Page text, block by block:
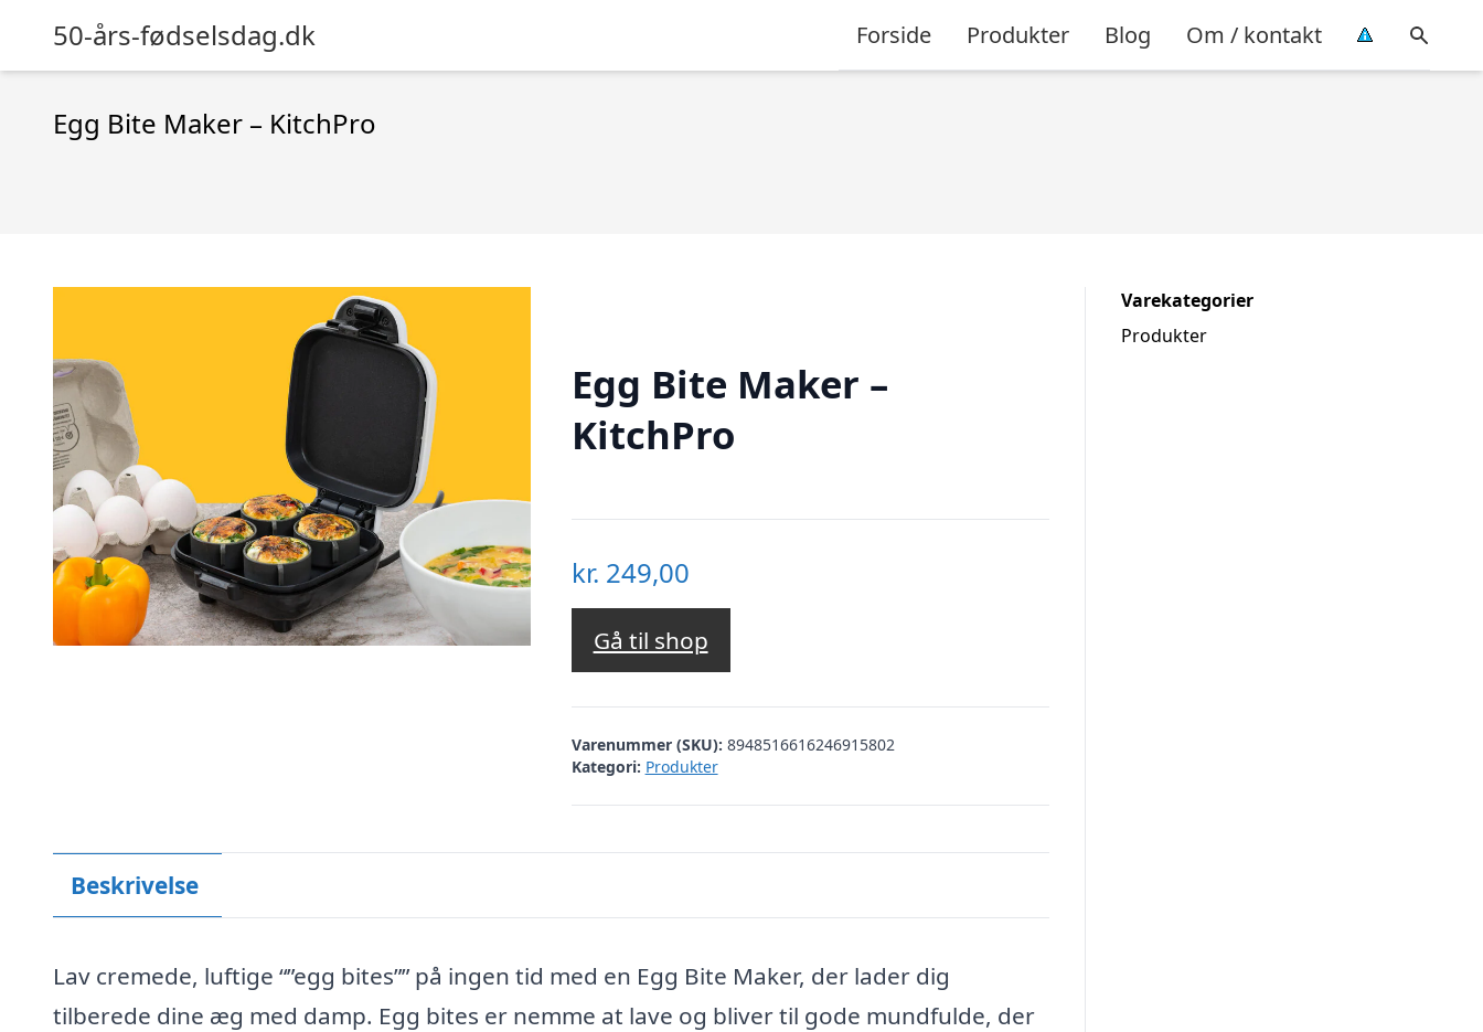
50-års-fødselsdag.dk Forside Produkter Blog Om / kontakt
Egg Bite Maker – KitchPro
Egg Bite Maker –
KitchPro
kr. 249,00
Gå til shop
Varenummer (SKU): 8948516616246915802
Kategori: Produkter
Beskrivelse
Lav cremede, luftige “”egg bites”” på ingen tid med en Egg Bite Maker, der lader dig
tilberede dine æg med damp. Egg bites er nemme at lave og bliver til gode mundfulde, der
Varekategorier
Produkter